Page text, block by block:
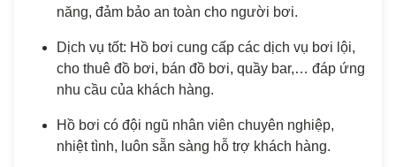
năng, đảm bảo an toàn cho người bơi.
Dịch vụ tốt: Hồ bơi cung cấp các dịch vụ bơi lội,
cho thuê đồ bơi, bán đồ bơi, quầy bar,… đáp ứng
nhu cầu của khách hàng.
Hồ bơi có đội ngũ nhân viên chuyên nghiệp,
nhiệt tình, luôn sẵn sàng hỗ trợ khách hàng.